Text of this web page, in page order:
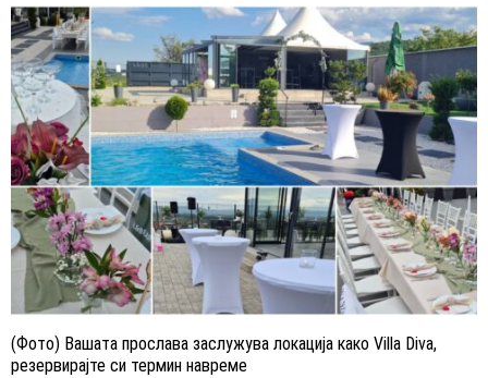
(Фото) Вашата прослава заслужува локација како Villa Diva,
резервирајте си термин навреме